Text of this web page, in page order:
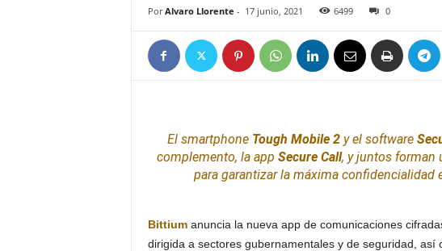
Por Alvaro Llorente - 17 junio, 2021 6499 0
El smartphone Tough Mobile 2 y el software
complemento, la app Secure Call, y juntos forman
para garantizar la máxima confidencialidad
Bittiumanuncia la nueva app de comunicaciones
dirigida a sectores gubernamentales y de seguridad, así